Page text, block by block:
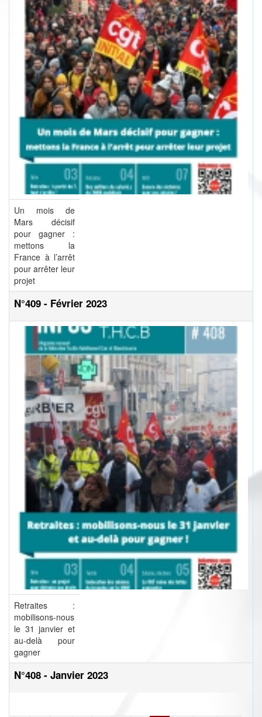
Un mois de
Mars décisif
pour gagner :
mettons la
France à l’arrêt
pour arrêter leur
projet
N°409 - Février 2023
Retraites :
mobilisons-nous
le 31 janvier et
au-delà pour
gagner
N°408 - Janvier 2023